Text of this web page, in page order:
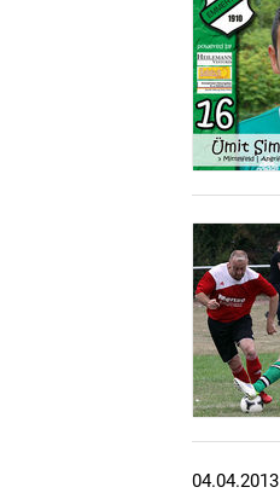
04.04.2013